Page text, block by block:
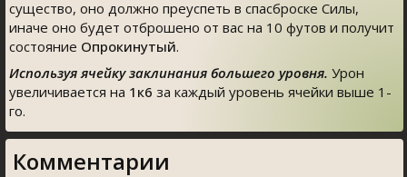
существо, оно должно преуспеть в спасброске Силы,
иначе оно будет отброшено от вас на 10 футов и получит
состояние Опрокинутый.
Используя ячейку заклинания большего уровня. Урон
увеличивается на 1к6 за каждый уровень ячейки выше 1-
го.
Комментарии